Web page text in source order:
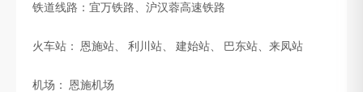
铁道线路：宜万铁路、沪汉蓉高速铁路
火车站： 恩施站、 利川站、 建始站、 巴东站、来凤站
机场： 恩施机场